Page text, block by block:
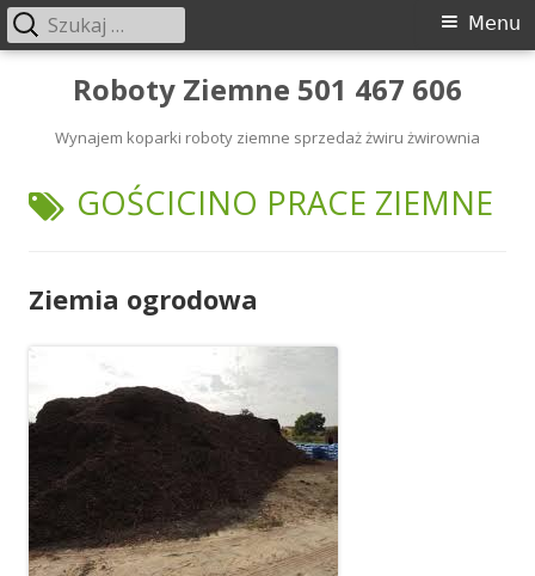
PrzeskoczRoboty Ziemne 501 467 606
Wynajem koparki roboty ziemne sprzedaż żwiru żwirownia
Menu
główne
Menu
Szukaj:
TAGI:
GOŚCICINO PRACE ZIEMNE
Ziemia ogrodowa